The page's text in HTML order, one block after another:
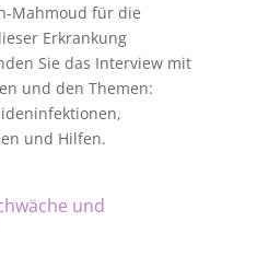
Mahmoud für die
Erkrankung
Sie das Interview mit
und den Themen:
und Hilfen.
und